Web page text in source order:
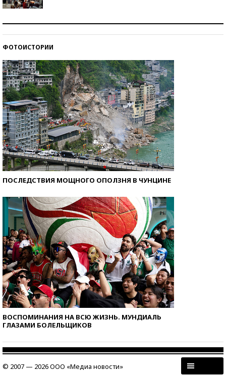
ФОТОИСТОРИИ
ПОСЛЕДСТВИЯ МОЩНОГО ОПОЛЗНЯ В ЧУНЦИНЕ
ВОСПОМИНАНИЯ НА ВСЮ ЖИЗНЬ. МУНДИАЛЬ
ГЛАЗАМИ БОЛЕЛЬЩИКОВ
© 2007 — 2026 ООО «Медиа новости»